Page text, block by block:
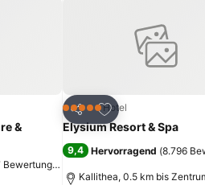
&
Teilen
Zu Favoriten
5 Sterne Hotel
Elysium Resort & Spa
9,4 Hervorragend (8.796
Kallithea, 0.5 km bis